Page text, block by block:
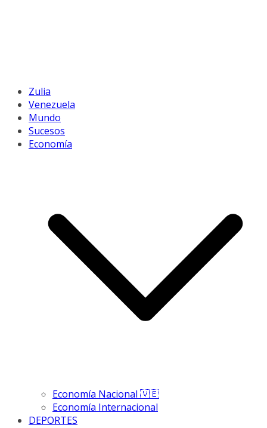
Zulia
Venezuela
Mundo
Sucesos
Economía
Economía Nacional 🇻🇪
Economía Internacional
DEPORTES